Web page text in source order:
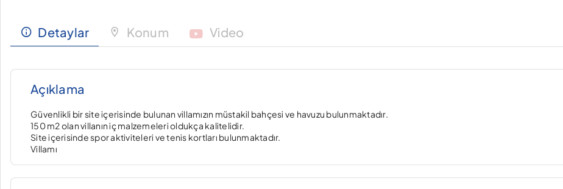
Detaylar Konum Video
Açıklama
Güvenlikli bir site içerisinde bulunan villamızın müstakil bahçesi ve havuzu bulunmaktadır.
150 m2 olan villanın iç malzemeleri oldukça kalitelidir.
Site içerisinde spor aktiviteleri ve tenis kortları bulunmaktadır.
Villamı